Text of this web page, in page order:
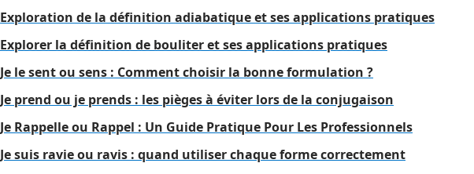
Exploration de la définition adiabatique et ses applications pratiques
Explorer la définition de bouliter et ses applications pratiques
Je le sent ou sens : Comment choisir la bonne formulation ?
Je prend ou je prends : les pièges à éviter lors de la conjugaison
Je Rappelle ou Rappel : Un Guide Pratique Pour Les Professionnels
Je suis ravie ou ravis : quand utiliser chaque forme correctement